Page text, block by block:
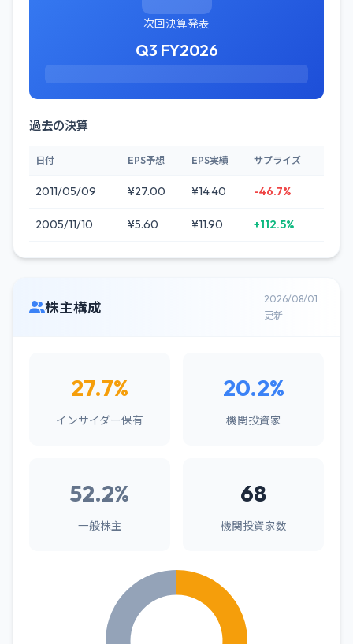
次回決算発表
Q3 FY2026
過去の決算
日付 EPS予想 EPS実績 サプライズ
2011/05/09 ¥27.00 ¥14.40 -46.7%
2005/11/10 ¥5.60 ¥11.90 +112.5%
株主構成
2026/08/01
更新
27.7%
インサイダー保有
20.2%
機関投資家
52.2%
一般株主
68
機関投資家数